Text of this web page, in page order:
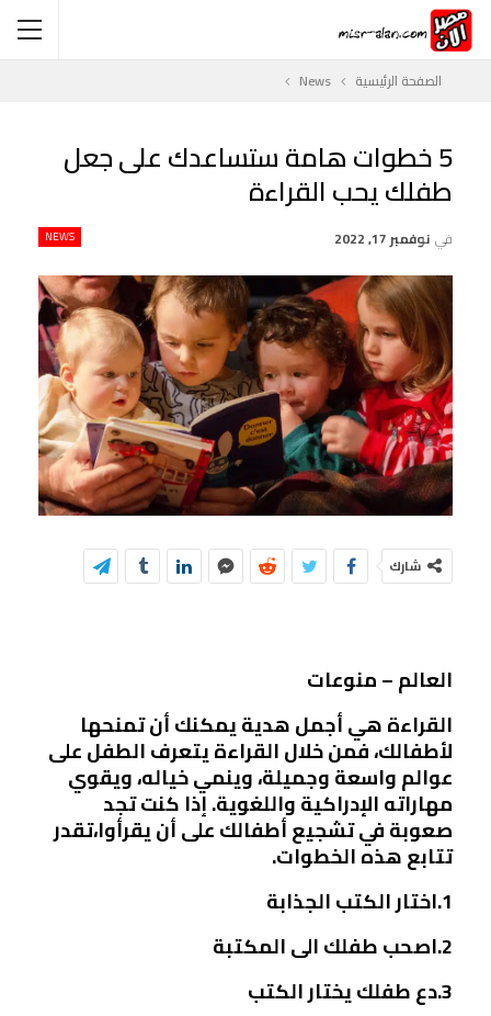
الصفحة الرئيسية News
5 خطوات هامة ستساعدك على جعل
طفلك يحب القراءة
NEWS في نوفمبر 17, 2022
شارك
العالم – منوعات
القراءة هي أجمل هدية يمكنك أن تمنحها
لأطفالك، فمن خلال القراءة يتعرف الطفل على
عوالم واسعة وجميلة، وينمي خياله، ويقوي
مهاراته الإدراكية واللغوية. إذا كنت تجد
صعوبة في تشجيع أطفالك على أن يقرأوا،تقدر
تتابع هذه الخطوات.
1.اختار الكتب الجذابة
2.اصحب طفلك الى المكتبة
3.دع طفلك يختار الكتب